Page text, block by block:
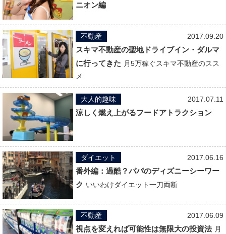
ニオン編
2017.09.20
不動産
スキマ不動産の聖地ドライブイン・ダルマ
に行ってきた 月5万稼ぐスキマ不動産のスス
メ
2017.07.11
大人的趣味
涼しく燃え上がるフードアトラクション
2017.06.16
ダイエット
番外編：過酷？パパのディズニーシーワー
ク いいわけダイエット一刀両断
2017.06.09
不動産
視点を変えれば可能性は無限大の投資法 月